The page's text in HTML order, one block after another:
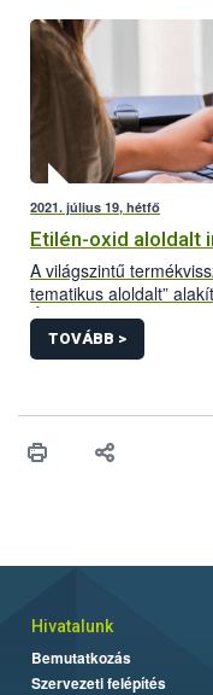
2021. július 19, hétfő
Etilén-oxid aloldalt
A világszintű
tematikus aloldalt”
Élelmiszerlánc-
frissülő felületre azok
termékek kerülnek,
TOVÁBB >
Hivatalunk
Bemutatkozás
Szervezeti felépítés